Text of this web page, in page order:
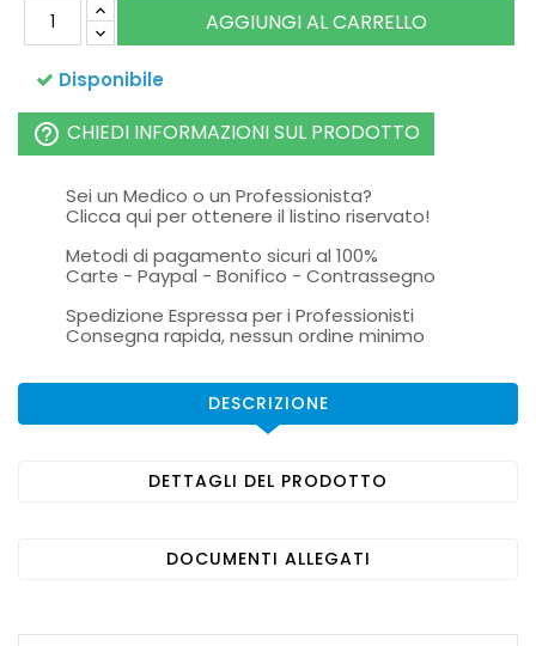
AGGIUNGI AL CARRELLO
Disponibile
help_outline CHIEDI INFORMAZIONI SUL PRODOTTO
Sei un Medico o un Professionista?
Clicca qui per ottenere il listino riservato!
Metodi di pagamento sicuri al 100%
Carte - Paypal - Bonifico - Contrassegno
Spedizione Espressa per i Professionisti
Consegna rapida, nessun ordine minimo
DESCRIZIONE
DETTAGLI DEL PRODOTTO
DOCUMENTI ALLEGATI